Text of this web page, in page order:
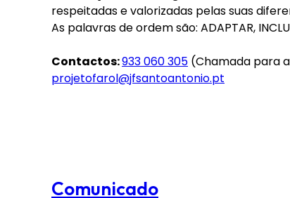
respeitadas e valorizadas pelas suas
As palavras de ordem são: ADAPTAR,
Contactos:933 060 305 (Chamada para
projetofarol@jfsantoantonio.pt
Comunicado